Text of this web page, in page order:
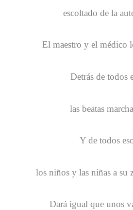
escoltado de la
El maestro y el médico
Detrás de todos
las beatas
Y de todos
los niños y las niñas a su
Dará igual que unos